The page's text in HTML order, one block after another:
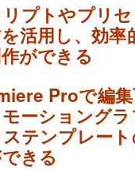
プトやプリセ
活用し、効率
ができる
Proで編
ーショングラ
テンプレー
きる